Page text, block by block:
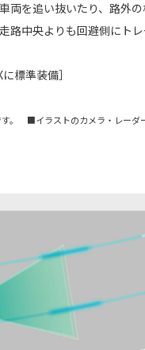
両を追い抜いたり、路外
路中央よりも回避側にト
標準装備］
。 ■イラストのカメラ・レーダ